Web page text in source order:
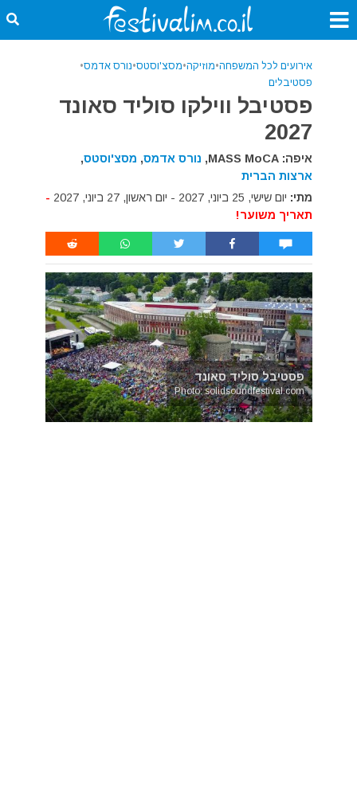
אירועים לכל המשפחה•מוזיקה•מסצ'וסטס•נורס אדמס•
פסטיבלים
פסטיבל ווילקו סוליד סאונד
2027
איפה: MASS MoCA, נורס אדמס, מסצ'וסטס,
ארצות הברית
מתי: יום שישי, 25 ביוני, 2027 - יום ראשון, 27 ביוני, 2027
-
תאריך משוער!
פסטיבל סוליד סאונד
Photo: solidsoundfestival.com